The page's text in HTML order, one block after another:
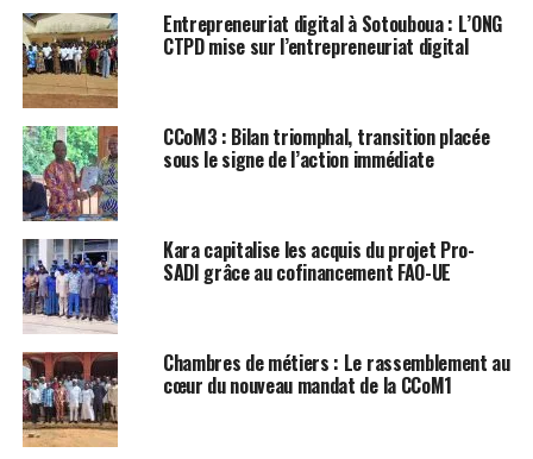
Entrepreneuriat digital à Sotouboua : L’ONG
CTPD mise sur l’entrepreneuriat digital
CCoM3 : Bilan triomphal, transition placée
sous le signe de l’action immédiate
Kara capitalise les acquis du projet Pro-
SADI grâce au cofinancement FAO-UE
Chambres de métiers : Le rassemblement au
cœur du nouveau mandat de la CCoM1